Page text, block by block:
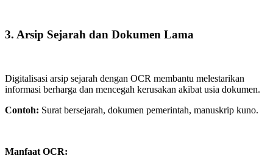
3. Arsip Sejarah dan Dokumen Lama
Digitalisasi arsip sejarah dengan OCR membantu melestarikan
informasi berharga dan mencegah kerusakan akibat usia dokumen.
Contoh: Surat bersejarah, dokumen pemerintah, manuskrip kuno.
Manfaat OCR: